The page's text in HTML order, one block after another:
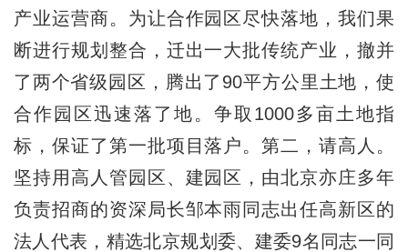
产业运营商。为让合作园区尽快落地，我们果
断进行规划整合，迁出一大批传统产业，撤并
了两个省级园区，腾出了90平方公里土地，使
合作园区迅速落了地。争取1000多亩土地指
标，保证了第一批项目落户。第二，请高人。
坚持用高人管园区、建园区，由北京亦庄多年
负责招商的资深局长邹本雨同志出任高新区的
法人代表，精选北京规划委、建委9名同志一同